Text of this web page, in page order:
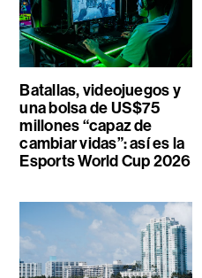
Batallas, videojuegos y
una bolsa de US$75
millones “capaz de
cambiar vidas”: así es la
Esports World Cup 2026